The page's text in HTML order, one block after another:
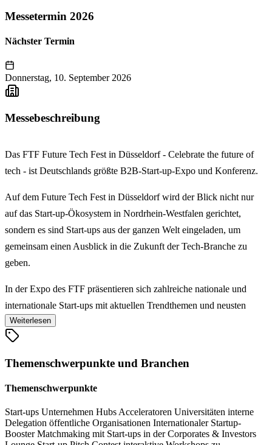
Messetermin 2026
Nächster Termin
Donnerstag, 10. September 2026
Messebeschreibung
Das FTF Future Tech Fest in Düsseldorf - Celebrate the future of
tech - ist Deutschlands größte B2B-Start-up-Expo und Konferenz.
Auf dem Future Tech Fest in Düsseldorf wird der Blick nicht nur
auf das Start-up-Ökosystem in Nordrhein-Westfalen gerichtet,
sondern es sind Start-ups aus der ganzen Welt eingeladen, um
gemeinsam einen Ausblick in die Zukunft der Tech-Branche zu
geben.
In der Expo des FTF präsentieren sich zahlreiche nationale und
internationale Start-ups mit aktuellen Trendthemen und neusten
Innovationen und kommen hier mit Investoren auf der Suche nach
passenden Start-up-Innovationen zusammen.
Als Besucher des Future Tech Fest in Düsseldorf haben Sie
kennenzulernen.
Die Veranstaltung fördert Innovationen und das Wachstum neuer
Weiterlesen
Themenschwerpunkte und Branchen
Themenschwerpunkte
Start-ups Unternehmen Hubs Acceleratoren Universitäten interne
Delegation öffentliche Organisationen Internationaler Startup-
BoosterMatchmaking mit Start-ups in der Corporates & Investors